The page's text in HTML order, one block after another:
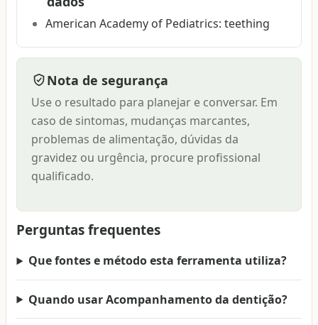
American Academy of Pediatrics: teething
Nota de segurança
Use o resultado para planejar e conversar. Em
caso de sintomas, mudanças marcantes,
problemas de alimentação, dúvidas da
gravidez ou urgência, procure profissional
qualificado.
Perguntas frequentes
Que fontes e método esta ferramenta utiliza?
Quando usar Acompanhamento da dentição?